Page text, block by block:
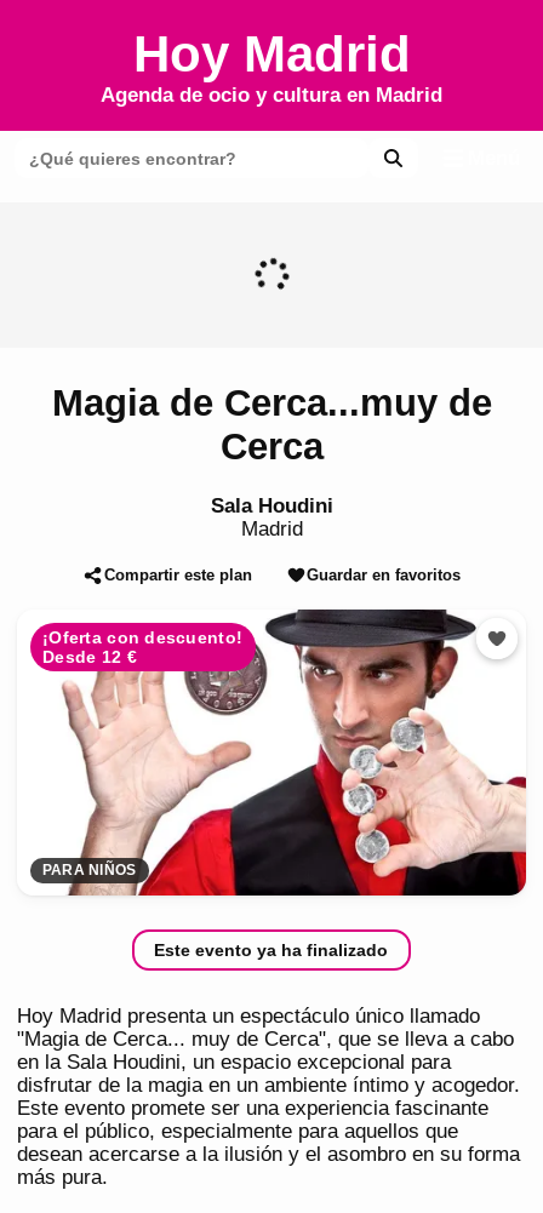
Hoy Madrid
Agenda de ocio y cultura en Madrid
Magia de Cerca...muy de
Cerca
Sala Houdini
Madrid
Compartir este plan Guardar en favoritos
¡Oferta con descuento!
Desde 12 €
PARA NIÑOS
Este evento ya ha finalizado
Hoy Madrid presenta un espectáculo único llamado
"Magia de Cerca... muy de Cerca", que se lleva a cabo
en la Sala Houdini, un espacio excepcional para
disfrutar de la magia en un ambiente íntimo y acogedor.
Este evento promete ser una experiencia fascinante
para el público, especialmente para aquellos que
desean acercarse a la ilusión y el asombro en su forma
más pura.